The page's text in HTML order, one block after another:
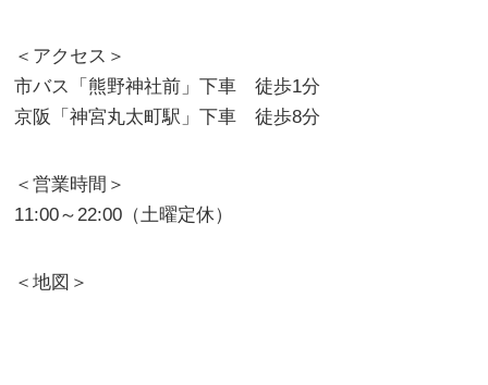
＜アクセス＞
市バス「熊野神社前」下車 徒歩1分
京阪「神宮丸太町駅」下車 徒歩8分
＜営業時間＞
11:00～22:00（土曜定休）
＜地図＞